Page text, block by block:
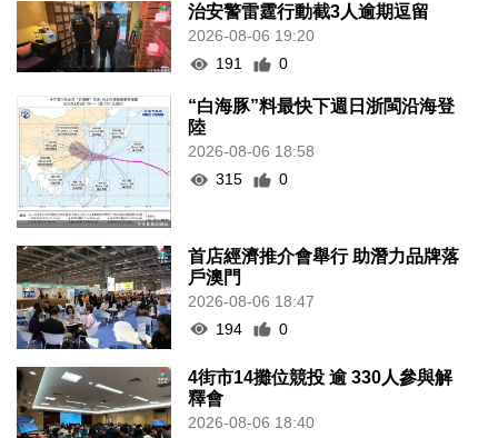
治安警雷霆行動截3人逾期逗留
2026-08-06 19:20
191
0
“白海豚”料最快下週日浙閩沿海登
陸
2026-08-06 18:58
315
0
首店經濟推介會舉行 助潛力品牌落
戶澳門
2026-08-06 18:47
194
0
4街市14攤位競投 逾 330人參與解
釋會
2026-08-06 18:40